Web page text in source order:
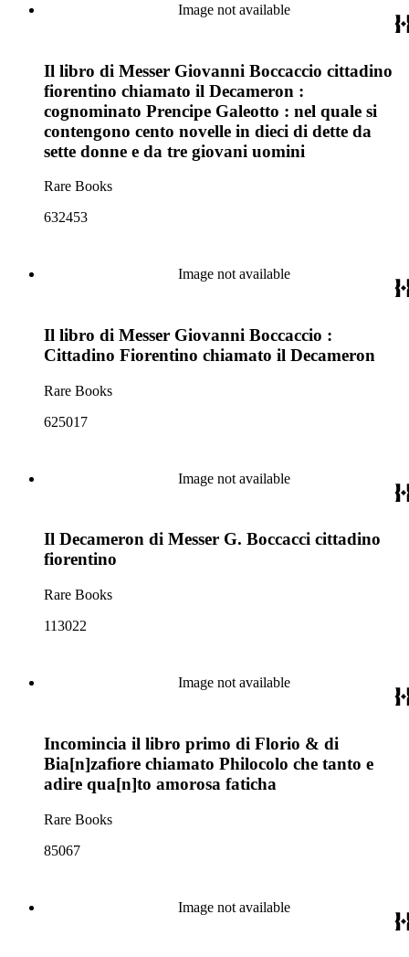
Image not available
Il libro di Messer Giovanni Boccaccio cittadino
fiorentino chiamato il Decameron :
cognominato Prencipe Galeotto : nel quale si
contengono cento novelle in dieci di dette da
sette donne e da tre giovani uomini
Rare Books
632453
Image not available
Il libro di Messer Giovanni Boccaccio :
Cittadino Fiorentino chiamato il Decameron
Rare Books
625017
Image not available
Il Decameron di Messer G. Boccacci cittadino
fiorentino
Rare Books
113022
Image not available
Incomincia il libro primo di Florio & di
Bia[n]zafiore chiamato Philocolo che tanto e
adire qua[n]to amorosa faticha
Rare Books
85067
Image not available